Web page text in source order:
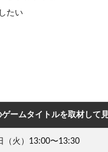
たい
ームタイトルを取材して
（火）13:00〜13:30